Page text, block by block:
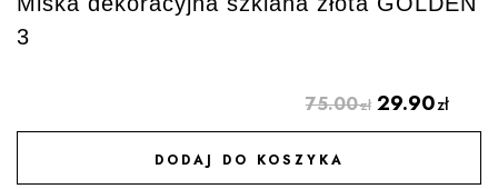
3
75.00zł 29.90zł
DODAJ DO KOSZYKA
DODAJ DO ULUBIONYCH